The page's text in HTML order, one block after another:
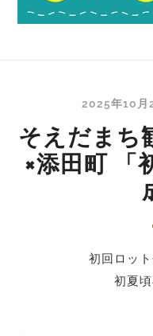
2025年10月
そえだまち
×添田町 「
初回ロッ
初夏